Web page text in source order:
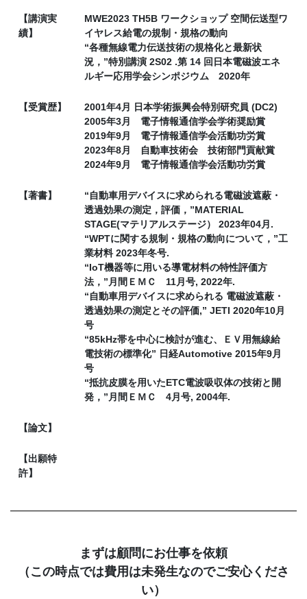
【講演実
績】
MWE2023 TH5B ワークショップ 空間伝送型ワ
イヤレス給電の規制・規格の動向
“各種無線電力伝送技術の規格化と最新状
況，”特別講演 2S02 .第 14 回日本電磁波エネ
ルギー応用学会シンポジウム 2020年
【受賞歴】
2001年4月 日本学術振興会特別研究員 (DC2)
2005年3月 電子情報通信学会学術奨励賞
2019年9月 電子情報通信学会活動功労賞
2023年8月 自動車技術会 技術部門貢献賞
2024年9月 電子情報通信学会活動功労賞
【著書】
“自動車用デバイスに求められる電磁波遮蔽・
透過効果の測定，評価，”MATERIAL
STAGE(マテリアルステージ） 2023年04月.
“WPTに関する規制・規格の動向について，”工
業材料 2023年冬号.
“IoT機器等に用いる導電材料の特性評価方
法，”月間ＥＭＣ 11月号, 2022年.
“自動車用デバイスに求められる 電磁波遮蔽・
透過効果の測定とその評価,” JETI 2020年10月
号
“85kHz帯を中心に検討が進む、ＥＶ用無線給
電技術の標準化” 日経Automotive 2015年9月
号
“抵抗皮膜を用いたETC電波吸収体の技術と開
発，”月間ＥＭＣ 4月号, 2004年.
【論文】
【出願特
許】
まずは顧問にお仕事を依頼
（この時点では費用は未発生なのでご安心くださ
い）